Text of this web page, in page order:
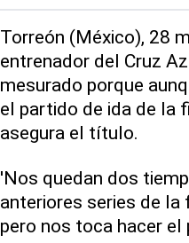
Torreón (México), 28
entrenador del Cruz
mesurado porque
el partido de ida de la
asegura el título.
'Nos quedan dos
anteriores series de la
pero nos toca hacer el